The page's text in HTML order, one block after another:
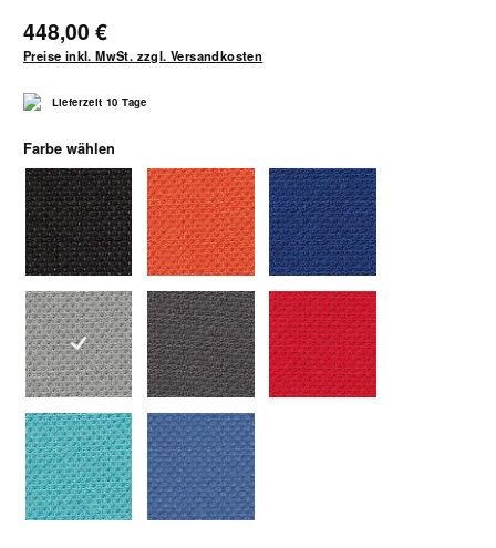
448,00 €
Preise inkl. MwSt. zzgl. Versandkosten
Lieferzeit 10 Tage
Farbe wählen
1040 schwarz 1041 orange 1042 blau-schwarz
1043 grau 1046 grau-schwarz 1047 rot
1058 petrol 1059 royalblau